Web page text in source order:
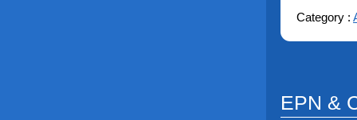
Category :
EPN &